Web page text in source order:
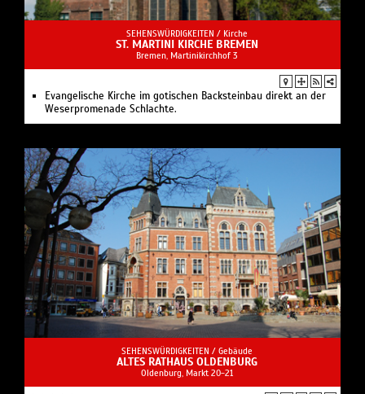
SEHENSWÜRDIGKEITEN / Kirche
ST. MARTINI KIRCHE BREMEN
Bremen, Martinikirchhof 3
Evangelische Kirche im gotischen Backsteinbau direkt an der
Weserpromenade Schlachte.
SEHENSWÜRDIGKEITEN / Gebäude
ALTES RATHAUS OLDENBURG
Oldenburg, Markt 20-21